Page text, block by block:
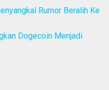
Rumor Beralih Ke
Dogecoin Menjadi